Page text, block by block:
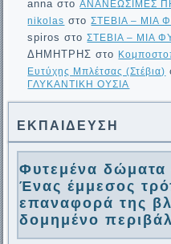
anna στοΑΝΑΝΕΩΣΙΜΕΣ
nikolas στοΣΤΕΒΙΑ – ΜΙΑ
spiros στοΣΤΕΒΙΑ – ΜΙΑ
ΔΗΜΗΤΡΗΣ στο
Ευτύχης Μπλέτσας (Στέβια)
ΓΛΥΚΑΝΤΙΚΗ ΟΥΣΙΑ
ΕΚΠΑΙΔΕΥΣΗ
Φυτεμένα
Ένας έμμεσος
επαναφορά της
δομημένο